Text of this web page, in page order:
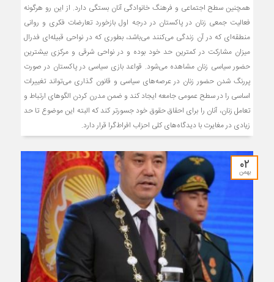
همچنین سطح اجتماعی و فرهنگ خانوادگی آنان بستگی دارد. از این رو هرگونه
فعالیت جمعی زنان در پاکستان در درجه اول بازخورد تعارضات فکری و روانی
منطقه‌ای که در آن زندگی می‌کنند می‌باشد، بطوری که در نواحی قبیله‌ای فدرال
میزان مشارکت در کمترین حد خود بوده و در نواحی شرقی و مرکزی بیشترین
حضور سیاسی زنان مشاهده می‌شود. قواعد بازی سیاسی در پاکستان در صورت
پررنگ شدن حضور زنان در عرصه‌های سیاسی و قانون گذاری می‌تواند تغییرات
اساسی را در سطح عمومی جامعه ایجاد کند و ضمن مدرن کردن الگوهای ارتباط و
تعامل زنان، آنان را برای احقاق حقوق خود جسورتر کند که البته این موضوع تا حد
زیادی در مغایرت با دیدگاه‌های کلی احزاب افراط‌گرا قرار دارد.
۰۲
بهمن